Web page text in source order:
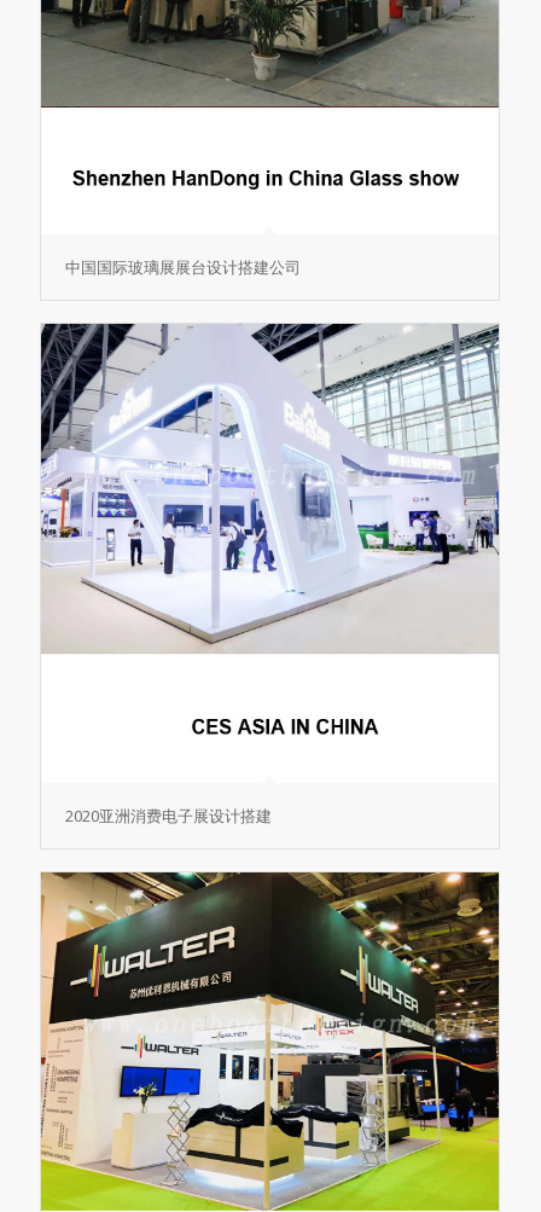
中国国际玻璃展展台设计搭建公司
2020亚洲消费电子展设计搭建